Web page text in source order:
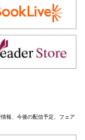
報、今後の配信予定、フェア